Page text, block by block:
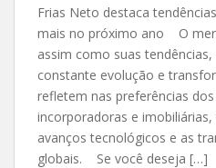
Frias Neto destaca
mais no próximo ano O
assim como suas
constante evolução e
refletem nas preferências
incorporadoras e
avanços tecnológicos e as
globais. Se você deseja […]